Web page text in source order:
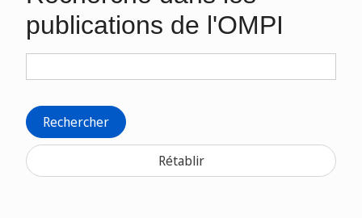
publications de l'OMPI
Rechercher
Rétablir